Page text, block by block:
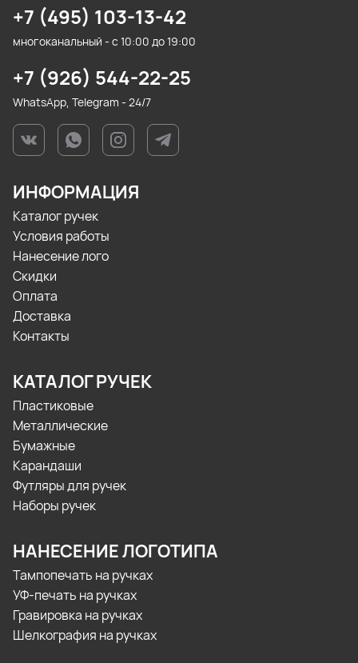
+7 (495) 103-13-42
многоканальный - с 10:00 до 19:00
+7 (926) 544-22-25
WhatsApp, Telegram - 24/7
ИНФОРМАЦИЯ
Каталог ручек
Условия работы
Нанесение лого
Скидки
Оплата
Доставка
Контакты
КАТАЛОГ РУЧЕК
Пластиковые
Металлические
Бумажные
Карандаши
Футляры для ручек
Наборы ручек
НАНЕСЕНИЕ ЛОГОТИПА
Тампопечать на ручках
УФ-печать на ручках
Гравировка на ручках
Шелкография на ручках